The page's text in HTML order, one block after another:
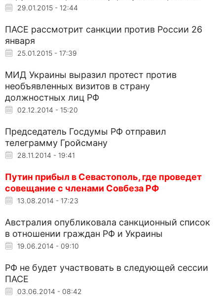
29.01.2015 - 12:44
ПАСЕ рассмотрит санкции против России 26
января
25.01.2015 - 17:39
МИД Украины выразил протест против
необъявленных визитов в страну
должностных лиц РФ
02.12.2014 - 15:20
Председатель Госдумы РФ отправил
телеграмму Гройсману
28.11.2014 - 19:41
Путин прибыл в Севастополь, где проведет
совещание с членами Совбеза РФ
13.08.2014 - 17:23
Австралия опубликовала санкционный список
в отношении граждан РФ и Украины
19.06.2014 - 09:10
РФ не будет участвовать в следующей сессии
ПАСЕ
03.06.2014 - 08:42